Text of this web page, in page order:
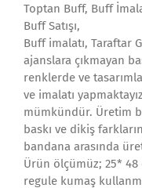
Toptan Buff, Buff
Buff Satışı,
Buff imalatı, Taraftar
ajanslara çıkmayan
renklerde ve
ve imalatı
mümkündür. Üretim
baskı ve dikiş
bandana arasında
Ürün ölçümüz; 25* 48
regule kumaş